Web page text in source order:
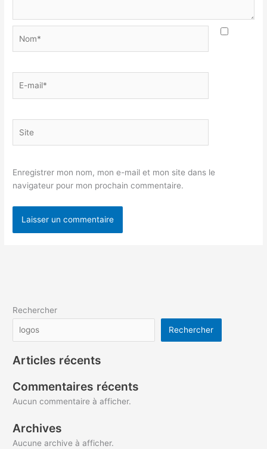
mail*
Enregistrer mon nom, mon e-mail et mon site dans le
navigateur pour mon prochain commentaire.
Rechercher
Rechercher
Articles récents
Commentaires récents
Aucun commentaire à afficher.
Archives
Aucune archive à afficher.